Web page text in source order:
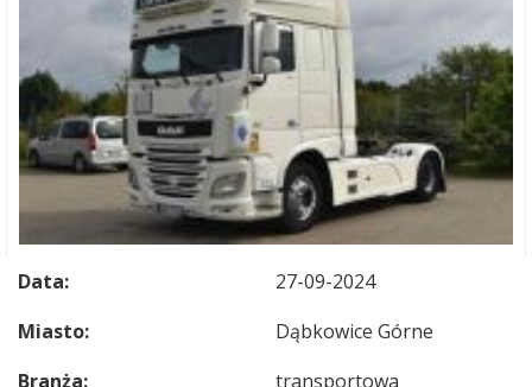
Data:
27-09-2024
Miasto:
Dąbkowice Górne
Branża:
transportowa